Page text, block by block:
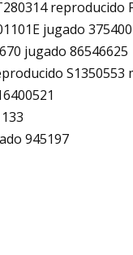
reproducido
jugado
jugado 86546625
S1350553
945197